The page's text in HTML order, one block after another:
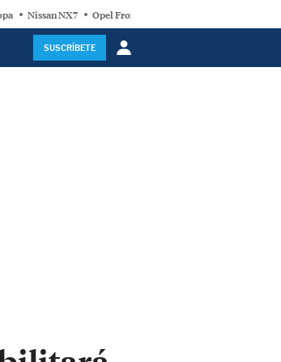
Nissan NX7 Opel Frontera Electric
SUSCRÍBETE